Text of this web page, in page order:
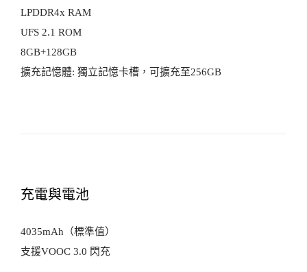
LPDDR4x RAM
UFS 2.1 ROM
8GB+128GB
擴充記憶體: 獨立記憶卡槽，可擴充至256GB
充電與電池
4035mAh（標準值）
支援VOOC 3.0 閃充